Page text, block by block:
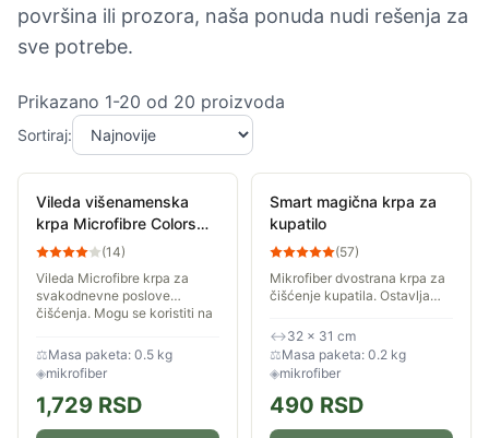
površina ili prozora, naša ponuda nudi rešenja za
sve potrebe.
Prikazano 1-20 od 20 proizvoda
Sortiraj:
Vileda višenamenska
krpa Microfibre Colors
8/1
(14)
Vileda Microfibre krpa za
svakodnevne poslove
čišćenja. Mogu se koristiti na
se radi o laminatu, prozorima
ili...
⚖Masa paketa: 0.5 kg
◈mikrofiber
1,729 RSD
Smart magična krpa za
kupatilo
(57)
Mikrofiber dvostrana krpa za
čišćenje kupatila. Ostavlja
poliranje i čišćenje
↔32 × 31 cm
⚖Masa paketa: 0.2 kg
◈mikrofiber
490 RSD